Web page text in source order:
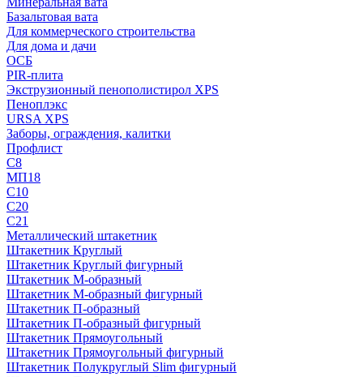
Базальтовая вата
Для коммерческого строительства
Для дома и дачи
ОСБ
PIR-плита
Экструзионный пенополистирол XPS
Пеноплэкс
URSA XPS
Заборы, ограждения, калитки
Профлист
С8
МП18
С10
С20
С21
Металлический штакетник
Штакетник Круглый
Штакетник Круглый фигурный
Штакетник М-образный
Штакетник М-образный фигурный
Штакетник П-образный
Штакетник П-образный фигурный
Штакетник Прямоугольный
Штакетник Прямоугольный фигурный
Штакетник Полукруглый Slim фигурный